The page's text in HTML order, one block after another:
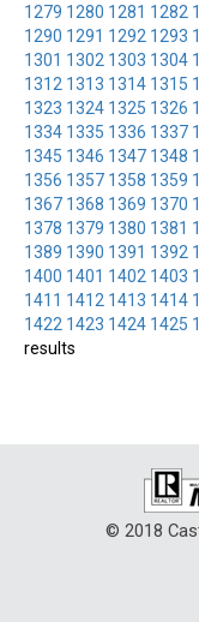
1279 1280 1281 1282
1290 1291 1292 1293
1301 1302 1303 1304
1312 1313 1314 1315
1323 1324 1325 1326
1334 1335 1336 1337
1345 1346 1347 1348
1356 1357 1358 1359
1367 1368 1369 1370
1378 1379 1380 1381
1389 1390 1391 1392
1400 1401 1402 1403
1411 1412 1413 1414
1422 1423 1424 1425
results
© 2018